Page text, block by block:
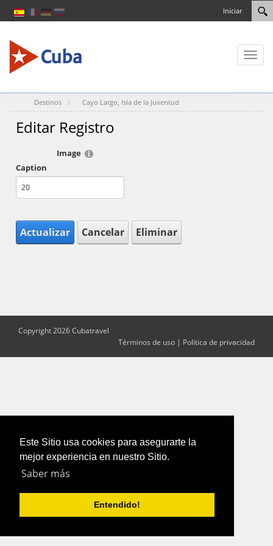
Este Sitio usa cookies para asegurarte la
mejor experiencia en nuestro Sitio.
Saber más
Entendido!
Iniciar
Toggle
Destinos Cayo Largo, Isla de la Juventud
Editar Registro
Image
Caption
Actualizar Cancelar Eliminar
Copyright 2026 Cubatravel
Términos de uso | Política de privacidad